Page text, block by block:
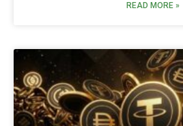
READ MORE »